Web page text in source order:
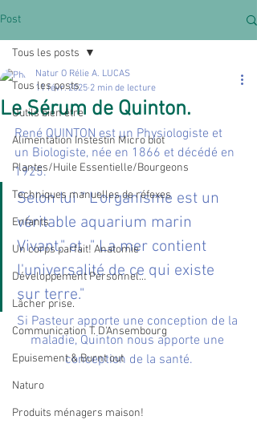
Post
Tous les posts
Outils bien être
Alimentation Instestin Micro biot
Plantes/Huile Essentielle/Bourgeons
Techniques manuelles de réfexes
Enfants
Un corps parfait! Anatomie
Développement Personnel...
Lâcher prise.
Communication T. D'Ansembourg
Epuisement & Burnt out
Naturo
Produits ménagers maison!
Tous les posts
Le Sérum de Quinton.
Natur O Rélie A. LUCAS
11 févr. 2025 2 min de lecture
René QUINTON est un Physiologiste et
un Biologiste, née en 1866 et décédé en
1925.
Selon lui " L'organisme est un
véritable aquarium marin
Vivant." et  " La mer contient
l'universalité de ce qui existe
sur terre."
Si Pasteur apporte une conception de la
maladie, Quinton nous apporte une
conception de la santé.